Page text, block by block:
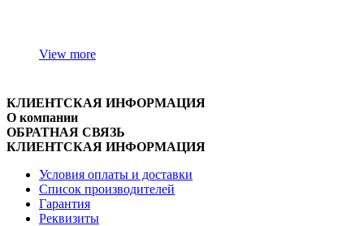
View more
КЛИЕНТСКАЯ ИНФОРМАЦИЯ
О компании
ОБРАТНАЯ СВЯЗЬ
КЛИЕНТСКАЯ ИНФОРМАЦИЯ
Условия оплаты и доставки
Список производителей
Гарантия
Реквизиты